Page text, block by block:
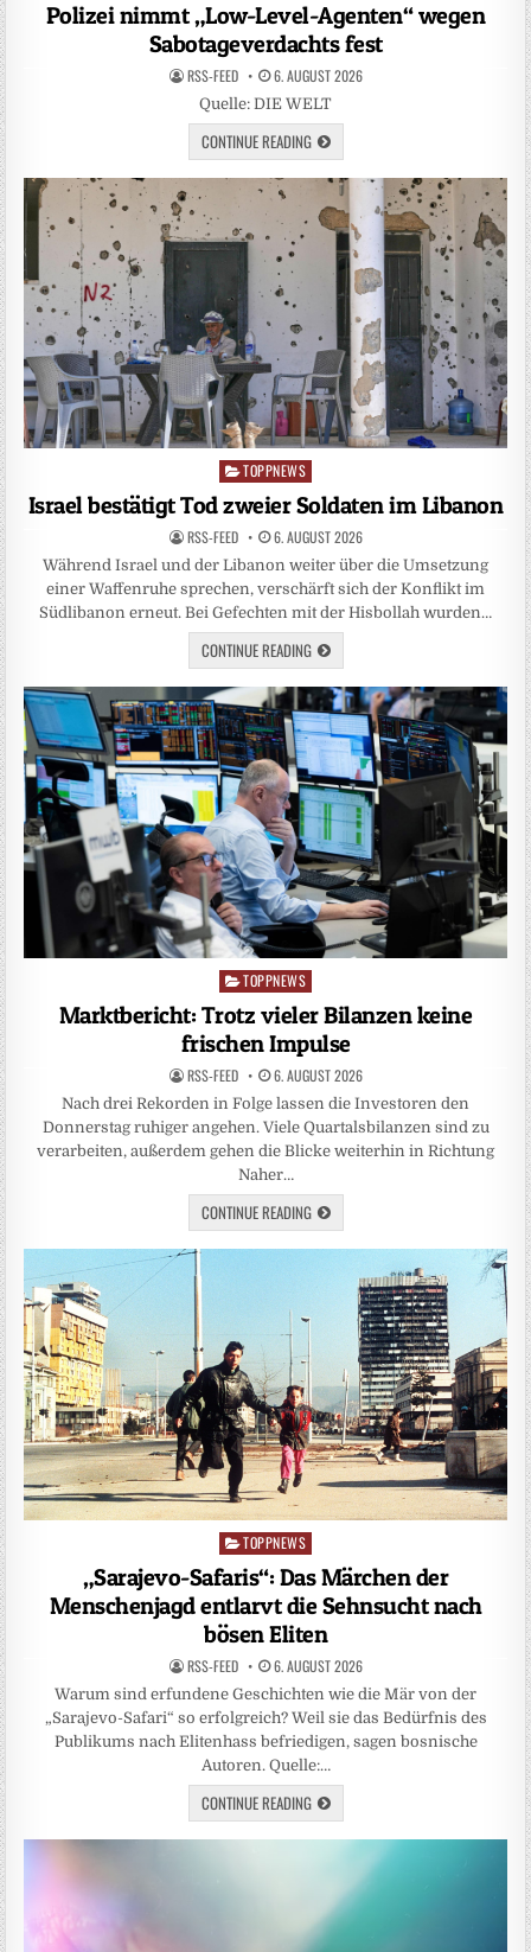
Polizei nimmt „Low-Level-Agenten“ wegen
Sabotageverdachts fest
RSS-FEED 6. AUGUST 2026
Quelle: DIE WELT
CONTINUE READING
Posted
TOPPNEWS
Israel bestätigt Tod zweier Soldaten im Libanon
RSS-FEED 6. AUGUST 2026
Während Israel und der Libanon weiter über die Umsetzung
einer Waffenruhe sprechen, verschärft sich der Konflikt im
Südlibanon erneut. Bei Gefechten mit der Hisbollah wurden…
CONTINUE READING
Posted
TOPPNEWS
Marktbericht: Trotz vieler Bilanzen keine
frischen Impulse
RSS-FEED 6. AUGUST 2026
Nach drei Rekorden in Folge lassen die Investoren den
Donnerstag ruhiger angehen. Viele Quartalsbilanzen sind zu
verarbeiten, außerdem gehen die Blicke weiterhin in Richtung
Naher…
CONTINUE READING
Posted
in
TOPPNEWS
„Sarajevo-Safaris“: Das Märchen der
Menschenjagd entlarvt die Sehnsucht nach
bösen Eliten
RSS-FEED 6. AUGUST 2026
Warum sind erfundene Geschichten wie die Mär von der
„Sarajevo-Safari“ so erfolgreich? Weil sie das Bedürfnis des
Publikums nach Elitenhass befriedigen, sagen bosnische
Autoren. Quelle:…
CONTINUE READING